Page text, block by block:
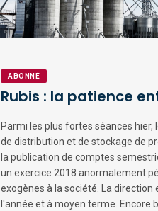
ABONNÉ
Rubis : la patience
Parmi les plus fortes séances
de distribution et de stockage de
la publication de comptes
un exercice 2018 anormalement
exogènes à la société. La
l'année et à moyen terme. Encore